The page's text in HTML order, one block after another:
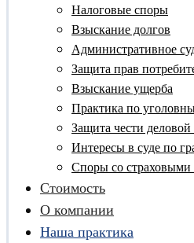
Налоговые споры
Взыскание долгов
Административное
Защита прав
Взыскание ущерба
Практика по
Защита чести
Интересы в суде по
Споры со
Стоимость
О компании
Наша практика